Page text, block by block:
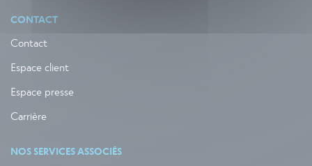
CONTACT
Contact
Espace client
Espace presse
Carrière
NOS SERVICES ASSOCIÉS